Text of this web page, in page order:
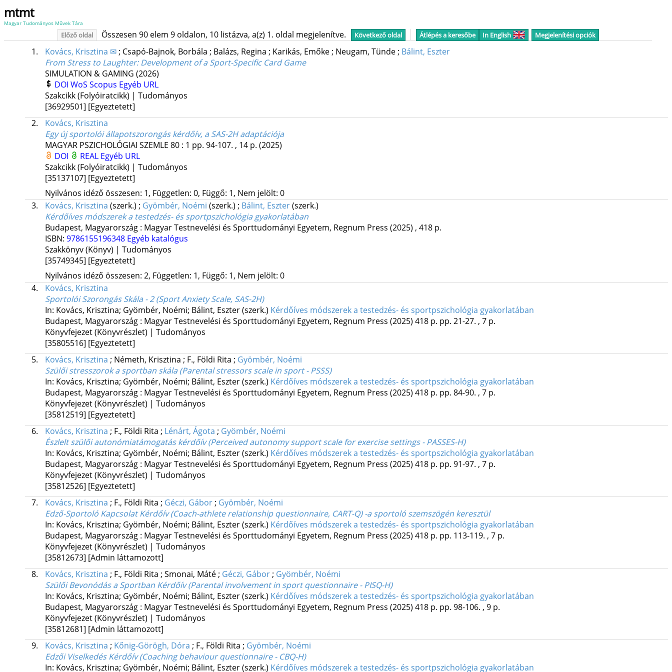
mtmt
Magyar Tudományos Művek Tára
Előző oldal Összesen 90 elem 9 oldalon, 10 listázva, a(z) 1. oldal megjelenítve. Következő oldal Átlépés a keresőbe In English Megjelenítési opciók
1. Kovács, Krisztina ✉; Csapó-Bajnok, Borbála ; Balázs, Regina ; Karikás, Emőke; Neugam, Tünde; Bálint, Eszter
From Stress to Laughter: Development of a Sport-Specific Card Game
SIMULATION & GAMING (2026)
DOI WoS Scopus Egyéb URL
Szakcikk (Folyóiratcikk) | Tudományos
[36929501] [Egyeztetett]
2.
Kovács, Krisztina
Egy új sportolói állapotszorongás kérdőív, a SAS-2H adaptációja
MAGYAR PSZICHOLÓGIAI SZEMLE 80: 1 pp. 94-107. , 14 p. (2025)
DOI
REAL Egyéb URL
Szakcikk (Folyóiratcikk) | Tudományos
[35137107] [Egyeztetett]
Nyilvános idéző összesen: 1, Független: 0, Függő: 1, Nem jelölt: 0
3.
Kovács, Krisztina (szerk.) ; Gyömbér, Noémi (szerk.) ; Bálint, Eszter(szerk.)
Kérdőíves módszerek a testedzés- és sportpszichológia gyakorlatában
Budapest, Magyarország : Magyar Testnevelési és Sporttudományi Egyetem, Regnum Press (2025) , 418 p.
ISBN: 9786155196348 Egyéb katalógus
Szakkönyv (Könyv) | Tudományos
[35749345] [Egyeztetett]
Nyilvános idéző összesen: 2, Független: 1, Függő: 1, Nem jelölt: 0
4.
Kovács, Krisztina
Sportolói Szorongás Skála - 2 (Sport Anxiety Scale, SAS-2H)
In: Kovács, Krisztina; Gyömbér, Noémi; Bálint, Eszter (szerk.) Kérdőíves módszerek a testedzés- és sportpszichológia gyakorlatában
Budapest, Magyarország : Magyar Testnevelési és Sporttudományi Egyetem, Regnum Press (2025) 418 p. pp. 21-27. , 7 p.
Könyvfejezet (Könyvrészlet) | Tudományos
[35805516] [Egyeztetett]
5.
Kovács, Krisztina ; Németh, Krisztina ; F., Földi Rita ; Gyömbér, Noémi
Szülői stresszorok a sportban skála (Parental stressors scale in sport - PSSS)
In: Kovács, Krisztina; Gyömbér, Noémi; Bálint, Eszter (szerk.) Kérdőíves módszerek a testedzés- és sportpszichológia gyakorlatában
Budapest, Magyarország : Magyar Testnevelési és Sporttudományi Egyetem, Regnum Press (2025) 418 p. pp. 84-90. , 7 p.
Könyvfejezet (Könyvrészlet) | Tudományos
[35812519] [Egyeztetett]
6.
Kovács, Krisztina ; F., Földi Rita ; Lénárt, Ágota ; Gyömbér, Noémi
Észlelt szülői autonómiatámogatás kérdőív (Perceived autonomy support scale for exercise settings - PASSES-H)
In: Kovács, Krisztina; Gyömbér, Noémi; Bálint, Eszter (szerk.) Kérdőíves módszerek a testedzés- és sportpszichológia gyakorlatában
Budapest, Magyarország : Magyar Testnevelési és Sporttudományi Egyetem, Regnum Press (2025) 418 p. pp. 91-97. , 7 p.
Könyvfejezet (Könyvrészlet) | Tudományos
[35812526] [Egyeztetett]
7.
Kovács, Krisztina ; F., Földi Rita ; Géczi, Gábor; Gyömbér, Noémi
Edző-Sportoló Kapcsolat Kérdőív (Coach-athlete relationship questionnaire, CART-Q) -a sportoló szemszögén keresztül
In: Kovács, Krisztina; Gyömbér, Noémi; Bálint, Eszter (szerk.) Kérdőíves módszerek a testedzés- és sportpszichológia gyakorlatában
Budapest, Magyarország : Magyar Testnevelési és Sporttudományi Egyetem, Regnum Press (2025) 418 p. pp. 113-119. , 7 p.
Könyvfejezet (Könyvrészlet) | Tudományos
[35812673] [Admin láttamozott]
8.
Kovács, Krisztina ; F., Földi Rita ; Smonai, Máté; Géczi, Gábor; Gyömbér, Noémi
Szülői Bevonódás a Sportban Kérdőív (Parental involvement in sport questionnaire - PISQ-H)
In: Kovács, Krisztina; Gyömbér, Noémi; Bálint, Eszter (szerk.) Kérdőíves módszerek a testedzés- és sportpszichológia gyakorlatában
Budapest, Magyarország : Magyar Testnevelési és Sporttudományi Egyetem, Regnum Press (2025) 418 p. pp. 98-106. , 9 p.
Könyvfejezet (Könyvrészlet) | Tudományos
[35812681] [Admin láttamozott]
9.
Kovács, Krisztina ; Kőnig-Görögh, Dóra ; F., Földi Rita ; Gyömbér, Noémi
Edzői Viselkedés Kérdőív (Coaching behaviour questionnaire - CBQ-H)
In: Kovács, Krisztina; Gyömbér, Noémi; Bálint, Eszter (szerk.) Kérdőíves módszerek a testedzés- és sportpszichológia gyakorlatában